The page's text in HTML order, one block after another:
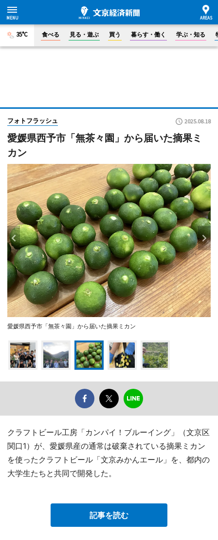
35°C 食べる 見る・遊ぶ 買う 暮らす・働く 学ぶ・知る
フォトフラッシュ 2025.08.18
愛媛県西予市「無茶々園」から届いた摘果ミ
カン
愛媛県西予市「無茶々園」から届いた摘果ミカン
クラフトビール工房「カンパイ！ブルーイング」（文京区
関口1）が、愛媛県産の通常は破棄されている摘果ミカン
を使ったクラフトビール「文京みかんエール」を、都内の
大学生たちと共同で開発した。
記事を読む